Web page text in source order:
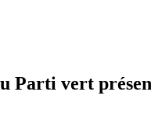
Parti vert